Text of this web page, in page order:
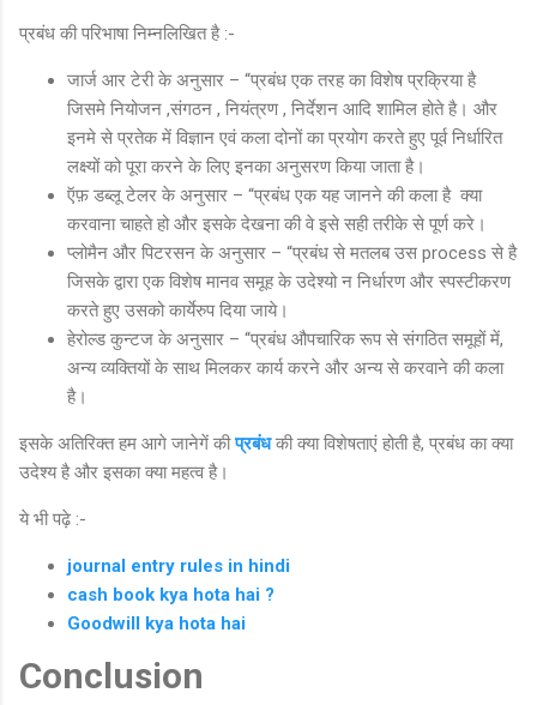
प्रबंध की परिभाषा निम्नलिखित है :-
जार्ज आर टेरी के अनुसार – “प्रबंध एक तरह का विशेष प्रक्रिया है
जिसमे नियोजन ,संगठन , नियंत्रण , निर्देशन आदि शामिल होते है। और
इनमे से प्रतेक में विज्ञान एवं कला दोनों का प्रयोग करते हुए पूर्व निर्धारित
लक्ष्यों को पूरा करने के लिए इनका अनुसरण किया जाता है।
ऍफ़ डब्लू टेलर के अनुसार – “प्रबंध एक यह जानने की कला है क्या
करवाना चाहते हो और इसके देखना की वे इसे सही तरीके से पूर्ण करे।
प्लोमैन और पिटरसन के अनुसार – “प्रबंध से मतलब उस process से है
जिसके द्वारा एक विशेष मानव समूह के उदेश्यो न निर्धारण और स्पस्टीकरण
करते हुए उसको कार्येरुप दिया जाये।
हेरोल्ड कुन्टज के अनुसार – “प्रबंध औपचारिक रूप से संगठित समूहों में,
अन्य व्यक्तियों के साथ मिलकर कार्य करने और अन्य से करवाने की कला
है।
इसके अतिरिक्त हम आगे जानेगें कीप्रबंध की क्या विशेषताएं होती है, प्रबंध का क्या
उदेश्य है और इसका क्या महत्व है।
ये भी पढ़े :-
journal entry rules in hindi
cash book kya hota hai ?
Goodwill kya hota hai
Conclusion